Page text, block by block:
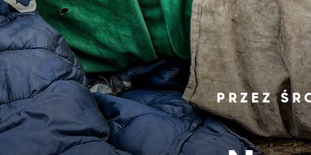
Przybij 5 w
Wyjedź do
Żakowskim z
PRZEZ